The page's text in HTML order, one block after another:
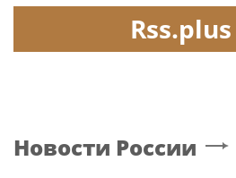
Rss.plus
Новости России